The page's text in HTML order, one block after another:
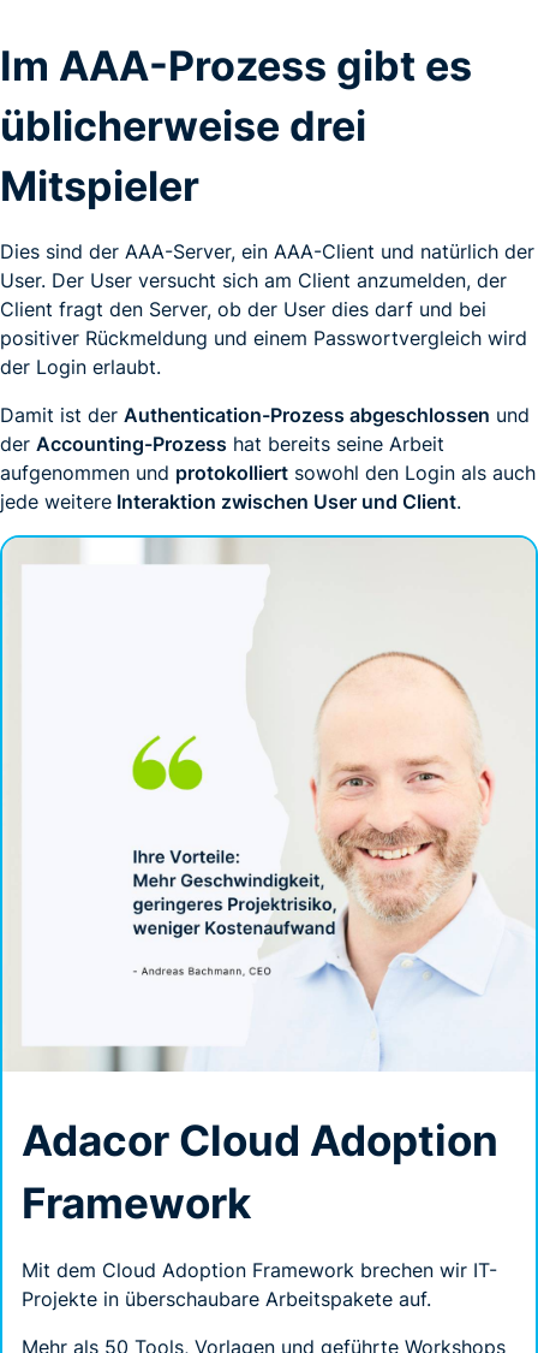
Im AAA-Prozess gibt es
üblicherweise drei
Mitspieler
Dies sind der AAA-Server, ein AAA-Client und natürlich der
User. Der User versucht sich am Client anzumelden, der
Client fragt den Server, ob der User dies darf und bei
positiver Rückmeldung und einem Passwortvergleich wird
der Login erlaubt.
Damit ist der Authentication-Prozess abgeschlossen und
der Accounting-Prozess hat bereits seine Arbeit
aufgenommen und protokolliert sowohl den Login als auch
jede weitere Interaktion zwischen User und Client.
Adacor Cloud Adoption
Framework
Mit dem Cloud Adoption Framework brechen wir IT-
Projekte in überschaubare Arbeitspakete auf.
Mehr als 50 Tools, Vorlagen und geführte Workshops